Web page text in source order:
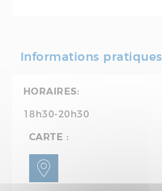
Informations pratiques
HORAIRES:
18h30-20h30
CARTE :